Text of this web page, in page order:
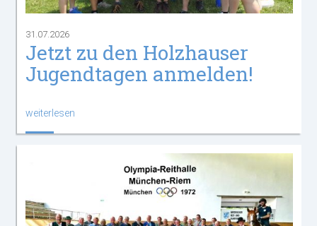
31.07.2026
Jetzt zu den Holzhauser
Jugendtagen anmelden!
weiterlesen